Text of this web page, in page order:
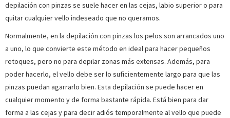
depilación con pinzas se suele hacer en las cejas, labio superior o para
quitar cualquier vello indeseado que no queramos.
Normalmente, en la depilación con pinzas los pelos son arrancados uno
a uno, lo que convierte este método en ideal para hacer pequeños
retoques, pero no para depilar zonas más extensas. Además, para
poder hacerlo, el vello debe ser lo suficientemente largo para que las
pinzas puedan agarrarlo bien. Esta depilación se puede hacer en
cualquier momento y de forma bastante rápida. Está bien para dar
forma a las cejas y para decir adiós temporalmente al vello que puede